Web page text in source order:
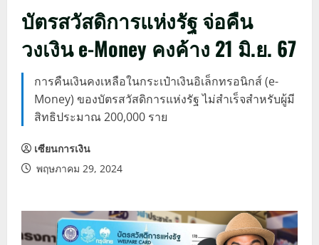
บัตรสวัสดิการแห่งรัฐ จ่อคืน
วงเงิน e-Money คงค้าง 21 มิ.ย. 67
การคืนเงินคงเหลือในกระเป๋าเงินอิเล็กทรอนิกส์ (e-
Money) ของบัตรสวัสดิการแห่งรัฐ ไม่สำเร็จสำหรับผู้มี
สิทธิประมาณ 200,000 ราย
เซียนการเงิน
พฤษภาคม 29, 2024